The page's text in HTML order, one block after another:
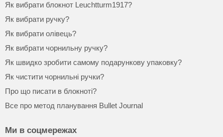
Як вибрати блокнот Leuchtturm1917?
Як вибрати ручку?
Як вибрати олівець?
Як вибрати чорнильну ручку?
Як швидко зробити самому подарункову упаковку?
Як чистити чорнильні ручки?
Про що писати в блокноті?
Все про метод планування Bullet Journal
Ми в соцмережах